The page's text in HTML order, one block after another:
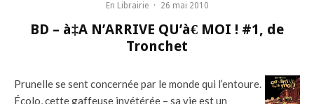
En Librairie · 26 mai 2010
BD – à‡A N’ARRIVE QU’à€ MOI ! #1, de
Tronchet
Prunelle se sent concernée par le monde qui l’entoure.
Écolo, cette gaffeuse invétérée – sa vie est un